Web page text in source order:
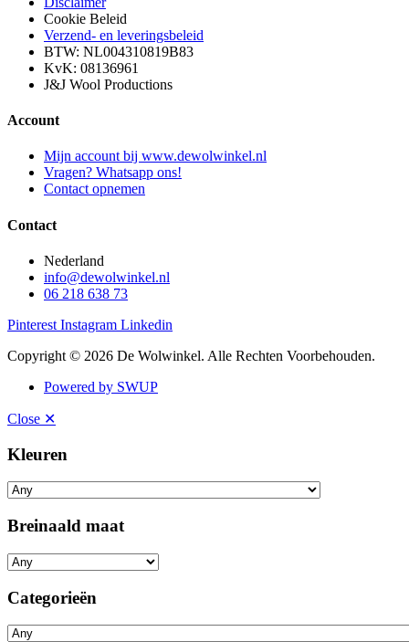
Cookie Beleid
Verzend- en leveringsbeleid
BTW: NL004310819B83
KvK: 08136961
J&J Wool Productions
Account
Mijn account bij www.dewolwinkel.nl
Vragen? Whatsapp ons!
Contact opnemen
Contact
Nederland
info@dewolwinkel.nl
06 218 638 73
Pinterest Instagram Linkedin
Copyright © 2026 De Wolwinkel. Alle Rechten Voorbehouden.
Powered by SWUP
Close ✕
Kleuren
Breinaald maat
Categorieën